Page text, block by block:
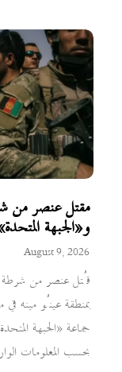
مقتل عنصر من
و«الجبهة
August 9, 2026
قُتل عنصر من شرطة
بمنطقة عينُو مينه في
جماعة «الجبهة
بحسب المعلومات